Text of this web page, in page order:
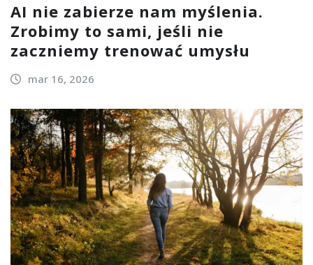
AI nie zabierze nam myślenia.
Zrobimy to sami, jeśli nie
zaczniemy trenować umysłu
mar 16, 2026